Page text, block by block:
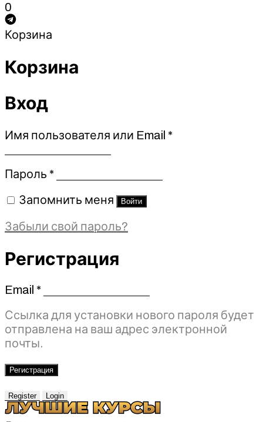
0
Корзина
Корзина
Вход
Имя пользователя или Email *Обязательно
Пароль *Обязательно
Запомнить меня Войти
Забыли свой пароль?
Регистрация
Email *Обязательно
Ссылка для установки нового пароля будет
отправлена ​​на ваш адрес электронной
почты.
Регистрация
Register Login